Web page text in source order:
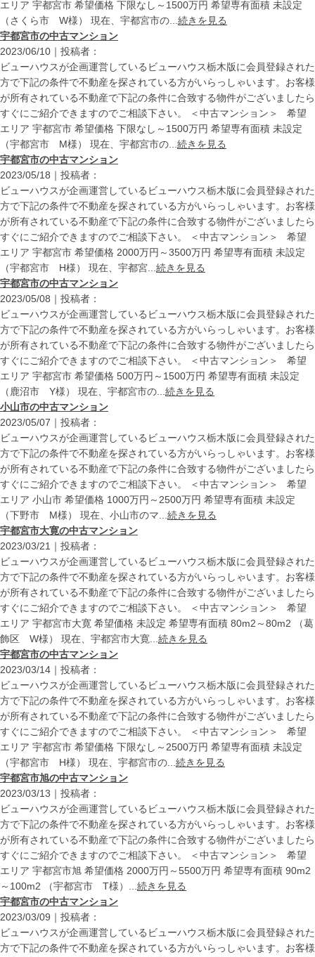
エリア 宇都宮市 希望価格 下限なし～1500万円 希望専有面積 未設定
（さくら市 W様） 現在、宇都宮市の... 続きを見る
宇都宮市の中古マンション
2023/06/10｜投稿者：
ビューハウスが企画運営しているビューハウス栃木版に会員登録された
方で下記の条件で不動産を探されている方がいらっしゃいます。お客様
が所有されている不動産で下記の条件に合致する物件がございましたら
すぐにご紹介できますのでご相談下さい。 ＜中古マンション＞ 希望
エリア 宇都宮市 希望価格 下限なし～1500万円 希望専有面積 未設定
（宇都宮市 M様） 現在、宇都宮市の... 続きを見る
宇都宮市の中古マンション
2023/05/18｜投稿者：
ビューハウスが企画運営しているビューハウス栃木版に会員登録された
方で下記の条件で不動産を探されている方がいらっしゃいます。お客様
が所有されている不動産で下記の条件に合致する物件がございましたら
すぐにご紹介できますのでご相談下さい。 ＜中古マンション＞ 希望
エリア 宇都宮市 希望価格 2000万円～3500万円 希望専有面積 未設定
（宇都宮市 H様） 現在、宇都宮... 続きを見る
宇都宮市の中古マンション
2023/05/08｜投稿者：
ビューハウスが企画運営しているビューハウス栃木版に会員登録された
方で下記の条件で不動産を探されている方がいらっしゃいます。お客様
が所有されている不動産で下記の条件に合致する物件がございましたら
すぐにご紹介できますのでご相談下さい。 ＜中古マンション＞ 希望
エリア 宇都宮市 希望価格 500万円～1500万円 希望専有面積 未設定
（鹿沼市 Y様） 現在、宇都宮市の... 続きを見る
小山市の中古マンション
2023/05/07｜投稿者：
ビューハウスが企画運営しているビューハウス栃木版に会員登録された
方で下記の条件で不動産を探されている方がいらっしゃいます。お客様
が所有されている不動産で下記の条件に合致する物件がございましたら
すぐにご紹介できますのでご相談下さい。 ＜中古マンション＞ 希望
エリア 小山市 希望価格 1000万円～2500万円 希望専有面積 未設定
（下野市 M様） 現在、小山市のマ... 続きを見る
宇都宮市大寛の中古マンション
2023/03/21｜投稿者：
ビューハウスが企画運営しているビューハウス栃木版に会員登録された
方で下記の条件で不動産を探されている方がいらっしゃいます。お客様
が所有されている不動産で下記の条件に合致する物件がございましたら
すぐにご紹介できますのでご相談下さい。 ＜中古マンション＞ 希望
エリア 宇都宮市大寛 希望価格 未設定 希望専有面積 80m2～80m2 （葛
飾区 W様） 現在、宇都宮市大寛... 続きを見る
宇都宮市の中古マンション
2023/03/14｜投稿者：
ビューハウスが企画運営しているビューハウス栃木版に会員登録された
方で下記の条件で不動産を探されている方がいらっしゃいます。お客様
が所有されている不動産で下記の条件に合致する物件がございましたら
すぐにご紹介できますのでご相談下さい。 ＜中古マンション＞ 希望
エリア 宇都宮市 希望価格 下限なし～2500万円 希望専有面積 未設定
（宇都宮市 H様） 現在、宇都宮市の... 続きを見る
宇都宮市旭の中古マンション
2023/03/13｜投稿者：
ビューハウスが企画運営しているビューハウス栃木版に会員登録された
方で下記の条件で不動産を探されている方がいらっしゃいます。お客様
が所有されている不動産で下記の条件に合致する物件がございましたら
すぐにご紹介できますのでご相談下さい。 ＜中古マンション＞ 希望
エリア 宇都宮市旭 希望価格 2000万円～5500万円 希望専有面積 90m2
～100m2 （宇都宮市 T様）... 続きを見る
宇都宮市の中古マンション
2023/03/09｜投稿者：
ビューハウスが企画運営しているビューハウス栃木版に会員登録された
方で下記の条件で不動産を探されている方がいらっしゃいます。お客様